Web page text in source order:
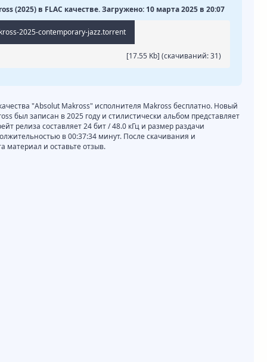
(2025) в FLAC качестве. Загружено: 10 марта 2025 в 20:07
2025-contemporary-jazz.torrent
[17.55 Kb] (cкачиваний: 31)
"Absolut Makross" исполнителя Makross бесплатно. Новый
был записан в 2025 году и стилистически альбом представляет
релиза составляет 24 бит / 48.0 кГц и размер раздачи
в 00:37:34 минут. После скачивания и
материал и оставьте отзыв.